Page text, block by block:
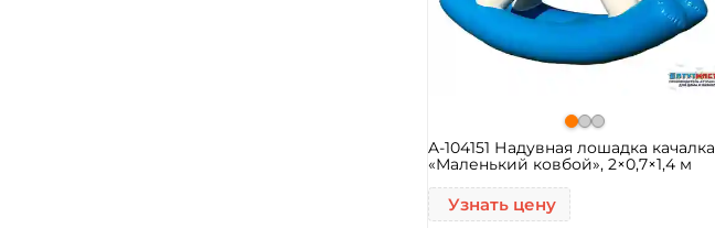
A-104151 Надувная лошадка качалка
«Маленький ковбой», 2×0,7×1,4 м
Узнать цену